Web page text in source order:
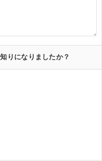
りになりましたか？